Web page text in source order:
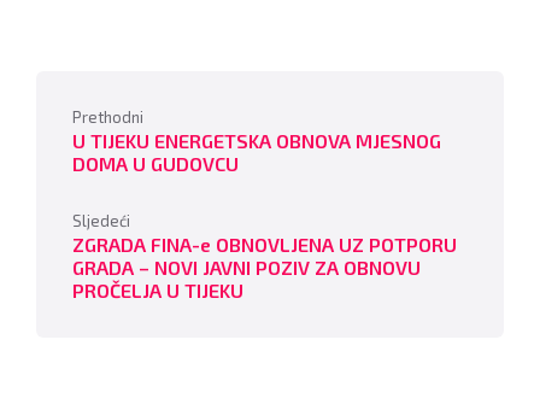
Prethodni
U TIJEKU ENERGETSKA OBNOVA MJESNOG
DOMA U GUDOVCU
Sljedeći
ZGRADA FINA-e OBNOVLJENA UZ POTPORU
GRADA – NOVI JAVNI POZIV ZA OBNOVU
PROČELJA U TIJEKU